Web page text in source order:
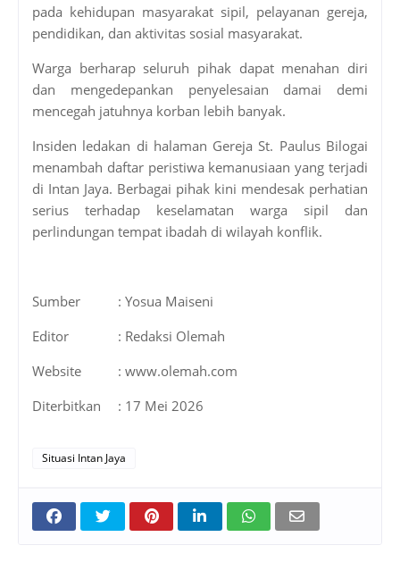
pada kehidupan masyarakat sipil, pelayanan gereja,
pendidikan, dan aktivitas sosial masyarakat.
Warga berharap seluruh pihak dapat menahan diri
dan mengedepankan penyelesaian damai demi
mencegah jatuhnya korban lebih banyak.
Insiden ledakan di halaman Gereja St. Paulus Bilogai
menambah daftar peristiwa kemanusiaan yang terjadi
di Intan Jaya. Berbagai pihak kini mendesak perhatian
serius terhadap keselamatan warga sipil dan
perlindungan tempat ibadah di wilayah konflik.
Sumber
: Yosua Maiseni
Editor
: Redaksi Olemah
Website
: www.olemah.com
Diterbitkan
: 17 Mei 2026
Situasi Intan Jaya